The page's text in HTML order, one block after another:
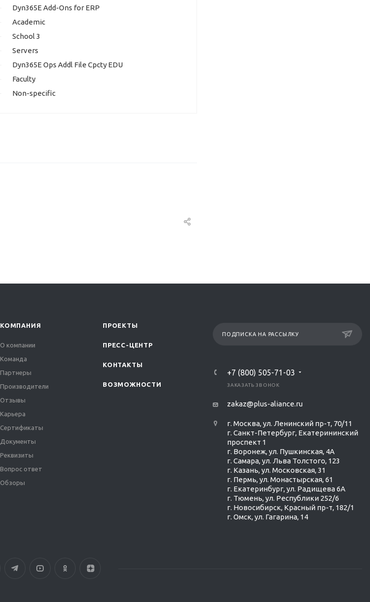
Dyn365E Add-Ons for ERP
Academic
School 3
Servers
Dyn365E Ops Addl File Cpcty EDU
Faculty
Non-specific
КОМПАНИЯ
О компании
Команда
Партнеры
Производители
Отзывы
Карьера
Сертификаты
Документы
Реквизиты
Вопрос ответ
Обзоры
ПРОЕКТЫ
ПРЕСС-ЦЕНТР
КОНТАКТЫ
ВОЗМОЖНОСТИ
ПОДПИСКА НА РАССЫЛКУ
+7 (800) 505-71-03
ЗАКАЗАТЬ ЗВОНОК
zakaz@plus-aliance.ru
г. Москва, ул. Ленинский пр-т, 70/11
г. Санкт-Петербург, Екатерининский
проспект 1
г. Воронеж, ул. Пушкинская, 4А
г. Самара, ул. Льва Толстого, 123
г. Казань, ул. Московская, 31
г. Пермь, ул. Монастырская, 61
г. Екатеринбург, ул. Радищева 6А
г. Тюмень, ул. Республики 252/6
г. Новосибирск, Красный пр-т, 182/1
г. Омск, ул. ​Гагарина, 14